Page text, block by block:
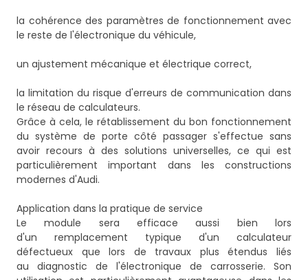
la cohérence des paramètres de fonctionnement avec
le reste de l'électronique du véhicule,
un ajustement mécanique et électrique correct,
la limitation du risque d'erreurs de communication dans
le réseau de calculateurs.
Grâce à cela, le rétablissement du bon fonctionnement
du système de porte côté passager s'effectue sans
avoir recours à des solutions universelles, ce qui est
particulièrement important dans les constructions
modernes d'Audi.
Application dans la pratique de service
Le module sera efficace aussi bien lors
d'un remplacement typique d'un calculateur
défectueux que lors de travaux plus étendus liés
au diagnostic de l'électronique de carrosserie. Son